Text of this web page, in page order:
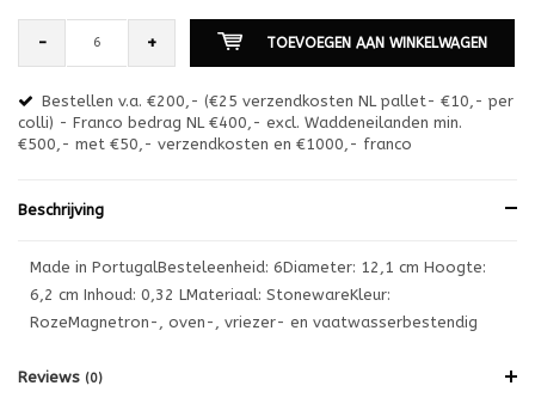
- + TOEVOEGEN AAN WINKELWAGEN
Bestellen v.a. €200,- (€25 verzendkosten NL pallet- €10,- per
colli) - Franco bedrag NL €400,- excl. Waddeneilanden min.
€500,- met €50,- verzendkosten en €1000,- franco
Beschrijving
Made in PortugalBesteleenheid: 6Diameter: 12,1 cm Hoogte:
6,2 cm Inhoud: 0,32 LMateriaal: StonewareKleur:
RozeMagnetron-, oven-, vriezer- en vaatwasserbestendig
Reviews (0)